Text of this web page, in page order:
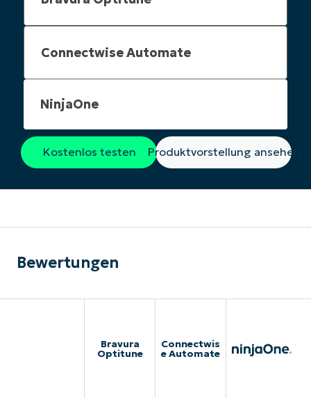
NinjaOne
Kostenlos testen Produktvorstellung ansehen
Bewertungen
Bravura
Optitune
Connectwis
e Automate